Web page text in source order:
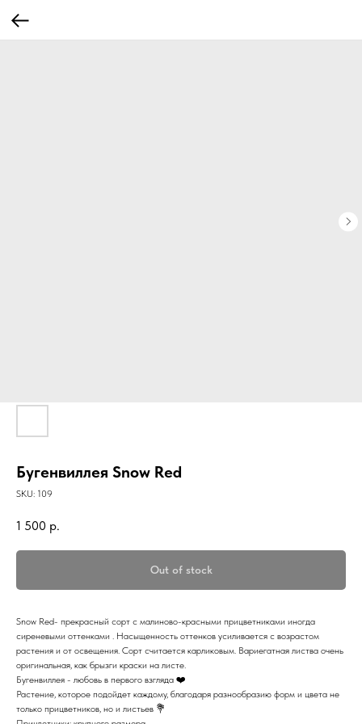
Бугенвиллея Snow Red
SKU: 109
1 500 р.
Out of stock
Snow Red- прекрасный сорт с малиново-красными прицветниками иногда
сиреневыми оттенками . Насыщенность оттенков усиливается с возрастом
растения и от освещения. Сорт считается карликовым. Вариегатная листва очень
оригинальная, как брызги краски на листе.
Бугенвиллея - любовь в первого взгляда ❤️
Растение, которое подойдет каждому, благодаря разнообразию форм и цвета не
только прицветников, но и листьев 💐